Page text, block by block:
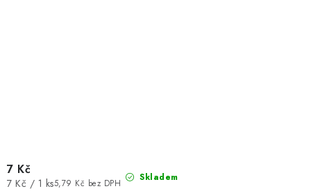
Skladem
5,79 Kč bez DPH
7 Kč
Měrná
7 Kč / 1 ks